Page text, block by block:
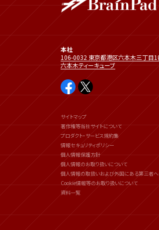
本社
106-0032 東京都港区六本木三丁目
六本木ティーキューブ
サイトマップ
著作権等当社サイトについて
プロダクト・サービス規約集
情報セキュリティポリシー
個人情報保護方針
個人情報のお取り扱いについて
個人情報の取扱いおよび外国にある第三者
Cookie情報等のお取り扱いについて
資料一覧